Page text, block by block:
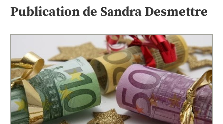
Publication de SandraDesmettre